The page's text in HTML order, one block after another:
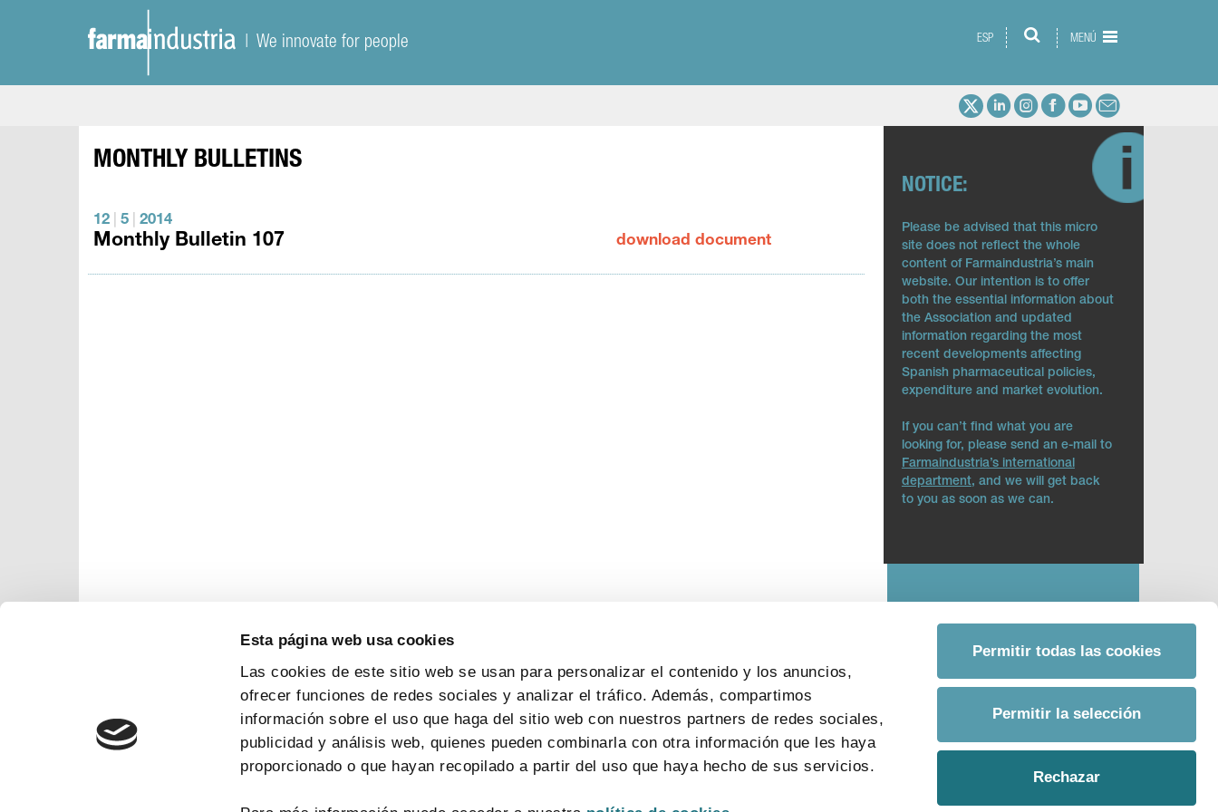
Esta página web usa cookies
Las cookies de este sitio web se usan para personalizar el contenido y los anuncios,
ofrecer funciones de redes sociales y analizar el tráfico. Además, compartimos
información sobre el uso que haga del sitio web con nuestros partners de redes sociales,
publicidad y análisis web, quienes pueden combinarla con otra información que les haya
proporcionado o que hayan recopilado a partir del uso que haya hecho de sus servicios.
Permitir todas las cookies
Permitir la selección
Rechazar
| We innovate for people ESP MENÚ
MONTHLY BULLETINS
12 5 2014
Monthly Bulletin 107 download document
NOTICE:
Please be advised that this micro
site does not reflect the whole
content of Farmaindustria’s main
website. Our intention is to offer
both the essential information about
the Association and updated
information regarding the most
recent developments affecting
Spanish pharmaceutical policies,
expenditure and market evolution.
If you can’t find what you are
looking for, please send an e-mail to
Farmaindustria’s international
department, and we will get back
to you as soon as we can.
© 2026 FarmaIndustria All rights reserved